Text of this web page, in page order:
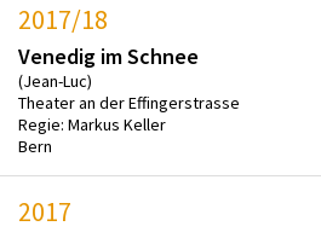
2017/18
Venedig im Schnee
(Jean-Luc)
Theater an der Effingerstrasse
Regie: Markus Keller
Bern
2017